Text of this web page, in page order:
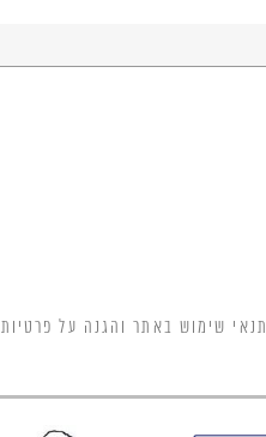
תנאי שימוש באתר והגנה על פרטיות